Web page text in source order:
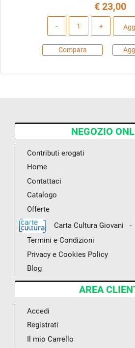
€ 23,00
Compara
NEGOZIO
Contributi erogati
Home
Contattaci
Catalogo
Offerte
Carta Cultura Giovani
-
Termini e Condizioni
Privacy e Cookies Policy
Blog
AREA
Accedi
Registrati
Il mio Carrello